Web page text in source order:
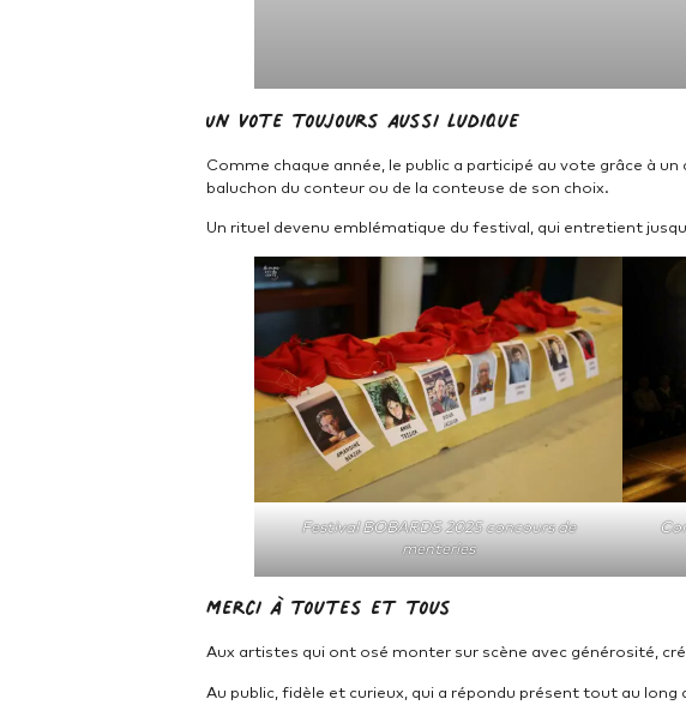
Un vote toujours aussi ludique
Comme chaque année, le public a participé au vote grâce à
baluchon du conteur ou de la conteuse de son choix.
Un rituel devenu emblématique du festival, qui entretient
Festival BOBARDS 2025 concours de
menteries
Merci à toutes et tous
Aux artistes qui ont osé monter sur scène avec générosité,
Au public, fidèle et curieux, qui a répondu présent tout au long